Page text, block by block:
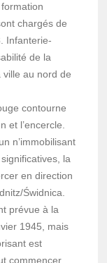
chargés de
Infanterie-
de la
au nord de
contourne
et l’encercle.
n’immobilisant
la
en direction
Świdnica.
prévue à la
1945, mais
est
commencer